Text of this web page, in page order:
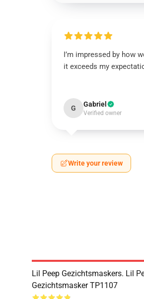
I’m impressed by how
it exceeds my
G Gabriel
Verified owner
Write your review
Lil Peep Gezichtsmaskers. Lil
Gezichtsmasker TP1107